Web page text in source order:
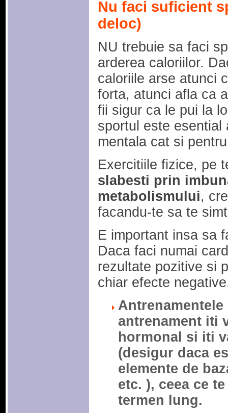
Nu faci suficient
deloc)
NU trebuie sa faci
arderea caloriilor.
caloriile arse atunci
forta, atunci afla ca
fii sigur ca le pui la
sportul este esential
mentala cat si
Exercitiile fizice, pe
slabesti prin
metabolismului,
facandu-te sa te
E important insa sa
Daca faci numai
rezultate pozitive si
chiar efecte
antrenament iti
hormonal si iti
(desigur daca
elemente de
etc. ), ceea ce
termen lung.